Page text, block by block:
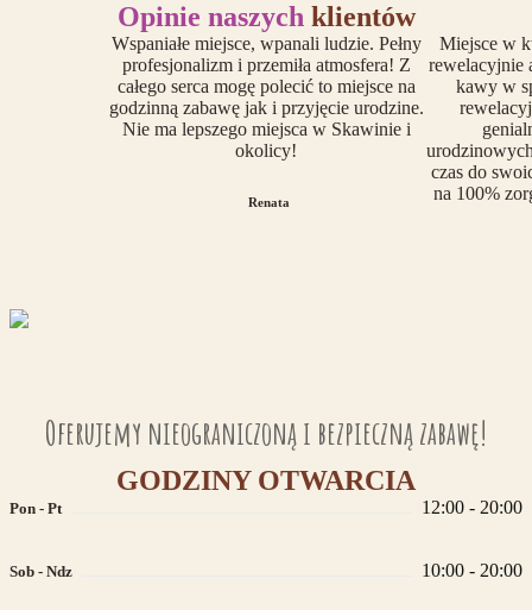
Opinie naszych klientów
Wspaniałe miejsce, wpanali ludzie. Pełny
profesjonalizm i przemiła atmosfera! Z
całego serca mogę polecić to miejsce na
godzinną zabawę jak i przyjęcie urodzine.
Nie ma lepszego miejsca w Skawinie i
okolicy!
Renata
Miejsce w
rewelacyjnie
kawy w
czas do
na 100%
Oferujemy nieograniczoną i bezpieczną zabawę!
GODZINY OTWARCIA
Pon - Pt 12:00 - 20:00
Sob - Ndz 10:00 - 20:00